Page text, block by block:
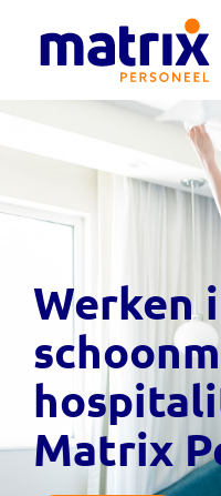
Werken
Matrix